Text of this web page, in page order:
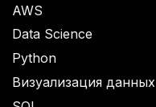
AWS
Data Science
Python
Визуализация данных